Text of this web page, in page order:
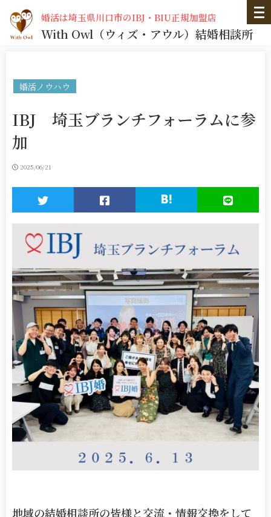
婚活は埼玉県川口市のIBJ・BIU正規加盟店
With Owl （ウィズ・アウル） 結婚相談所
婚活ノウハウ
IBJ 埼玉ブランチフォーラムに参
加
2025/06/21
地域の結婚相談所の皆様と交流・情報交換をして